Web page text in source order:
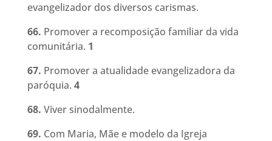
evangelizador dos diversos carismas.
66. Promover a recomposição familiar da vida
comunitária. 1
67. Promover a atualidade evangelizadora da
paróquia. 4
68. Viver sinodalmente.
69. Com Maria, Mãe e modelo da Igreja